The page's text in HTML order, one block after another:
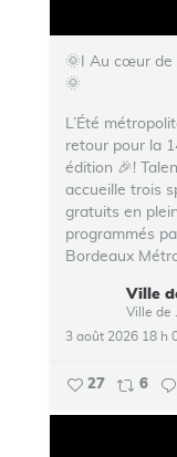
🌞I Au cœur de
🌞
L’Été
retour pour la
édition 🎉!
accueille trois
gratuits en
programmés
Bordeaux
Ville
3 août 2026 18 h
27 6